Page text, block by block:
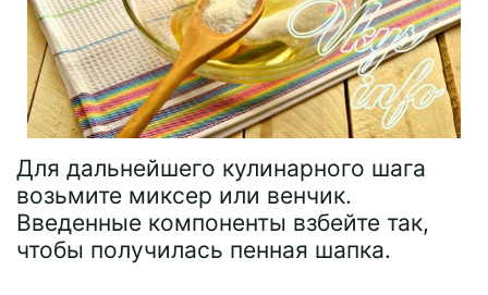
Для дальнейшего кулинарного шага
возьмите миксер или венчик.
Введенные компоненты взбейте так,
чтобы получилась пенная шапка.